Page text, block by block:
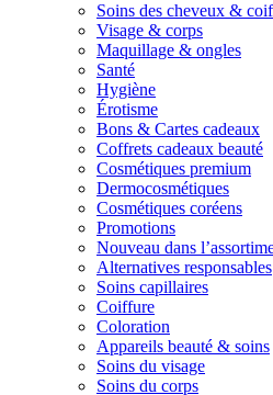
Soins des cheveux &
Visage & corps
Maquillage & ongles
Santé
Hygiène
Érotisme
Bons & Cartes cadeaux
Coffrets cadeaux beauté
Cosmétiques premium
Dermocosmétiques
Cosmétiques coréens
Promotions
Nouveau dans
Alternatives responsables
Soins capillaires
Coiffure
Coloration
Appareils beauté & soins
Soins du visage
Soins du corps